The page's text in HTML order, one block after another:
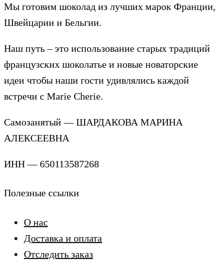
Мы готовим шоколад из лучших марок Франции,
Швейцарии и Бельгии.
Наш путь – это использование старых традиций
французских шоколатье и новые новаторские
идеи чтобы наши гости удивлялись каждой
встречи с Marie Cherie.
Самозанятый — ШАРДАКОВА МАРИНА
АЛЕКСЕЕВНА
ИНН — 650113587268
Полезные ссылки
О нас
Доставка и оплата
Отследить заказ